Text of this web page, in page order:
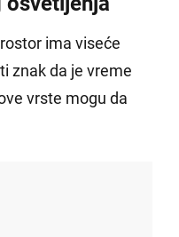
ima viseće
znak da je vreme
vrste mogu da